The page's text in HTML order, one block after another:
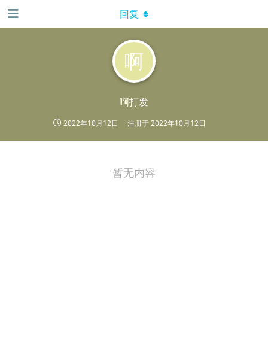
啊
啊打发
2022年10月12日 注册于2022年10月12日
回复
暂无内容